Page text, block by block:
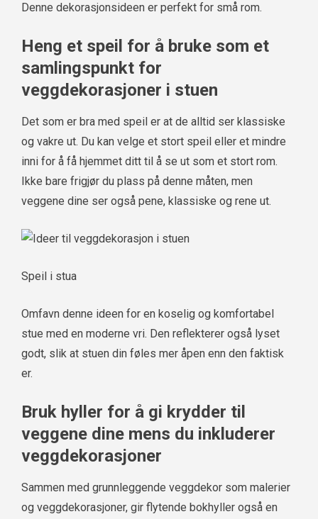
Denne dekorasjonsideen er perfekt for små rom.
Heng et speil for å bruke som et
samlingspunkt for
veggdekorasjoner i stuen
Det som er bra med speil er at de alltid ser klassiske
og vakre ut. Du kan velge et stort speil eller et mindre
inni for å få hjemmet ditt til å se ut som et stort rom.
Ikke bare frigjør du plass på denne måten, men
veggene dine ser også pene, klassiske og rene ut.
Speil i stua
Omfavn denne ideen for en koselig og komfortabel
stue med en moderne vri. Den reflekterer også lyset
godt, slik at stuen din føles mer åpen enn den faktisk
er.
Bruk hyller for å gi krydder til
veggene dine mens du inkluderer
veggdekorasjoner
Sammen med grunnleggende veggdekor som malerier
og veggdekorasjoner, gir flytende bokhyller også en